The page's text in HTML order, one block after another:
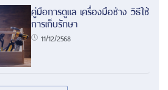
คู่มือการดูแล เครื่องมือช่าง วิธีใช้
การเก็บรักษา
11/12/2568